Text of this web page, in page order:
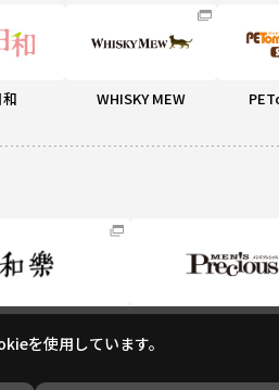
WHISKY MEW
を使用しています。